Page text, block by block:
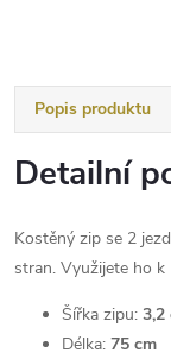
Popis produktu
Detailní
Kostěný zip se 2
stran. Využijete ho
Šířka zipu: 3,2
Délka: 75 cm